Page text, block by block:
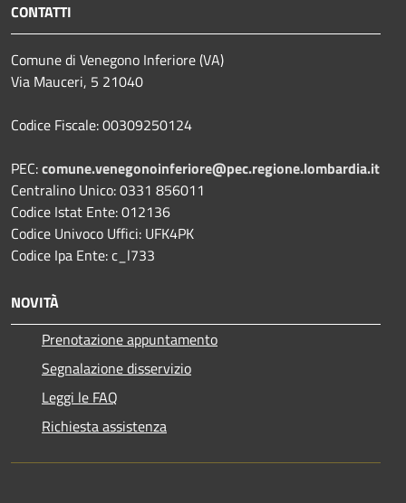
CONTATTI
Comune di Venegono Inferiore (VA)
Via Mauceri, 5 21040
Codice Fiscale: 00309250124
PEC:comune.venegonoinferiore@pec.regione.lombardia.it
Centralino Unico: 0331 856011
Codice Istat Ente: 012136
Codice Univoco Uffici: UFK4PK
Codice Ipa Ente: c_l733
NOVITÀ
Prenotazione appuntamento
Segnalazione disservizio
Leggi le FAQ
Richiesta assistenza